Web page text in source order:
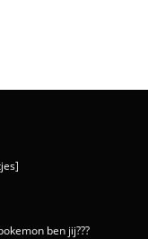
ben jij???